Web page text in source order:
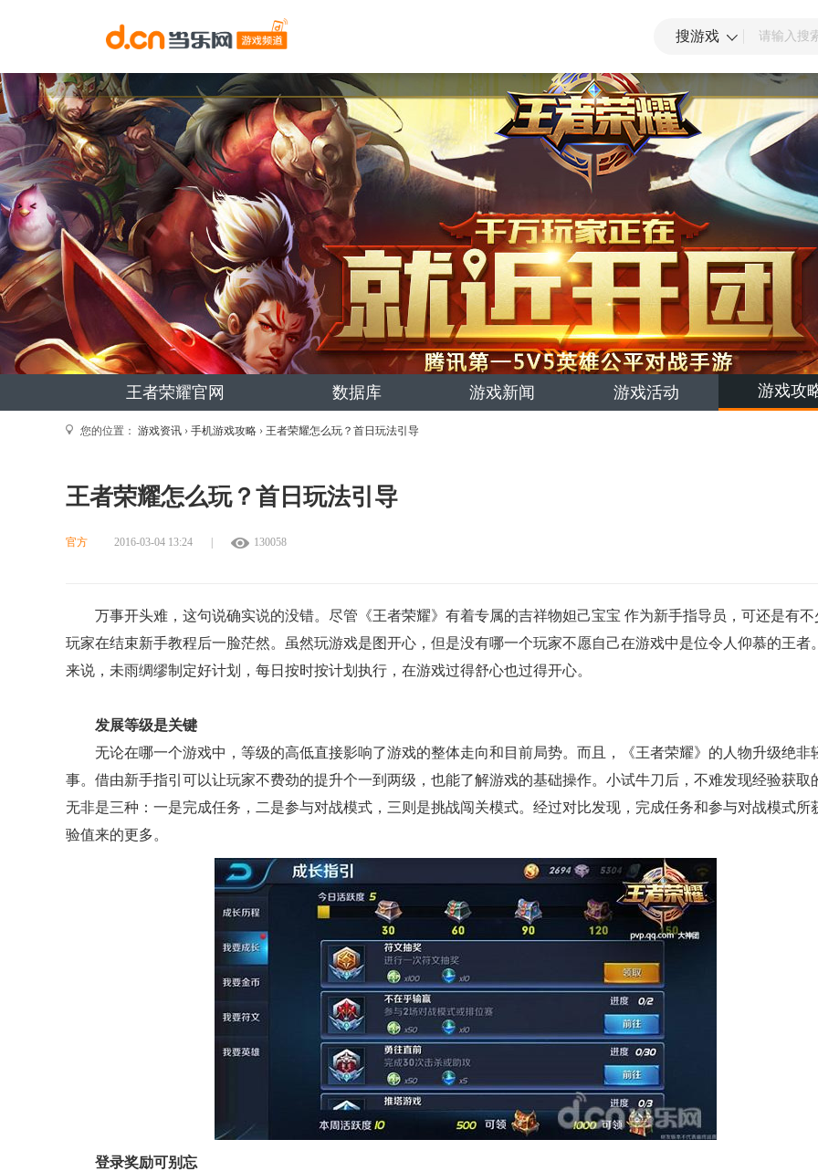
搜游戏
王者荣耀官网 数据库 游戏新闻 游戏活动 游戏攻
您的位置： 游戏资讯 › 手机游戏攻略 › 王者荣耀怎么玩？首日玩法引导
王者荣耀怎么玩？首日玩法引导
官方 2016-03-04 13:24 130058
万事开头难，这句说确实说的没错。尽管《王者荣耀》有着专属的吉祥物妲己宝宝 作为新手指导员，可还是有不
玩家在结束新手教程后一脸茫然。虽然玩游戏是图开心，但是没有哪一个玩家不愿自己在游戏中是位令人仰慕的王者
来说，未雨绸缪制定好计划，每日按时按计划执行，在游戏过得舒心也过得开心。
发展等级是关键
无论在哪一个游戏中，等级的高低直接影响了游戏的整体走向和目前局势。而且，《王者荣耀》的人物升级绝非
事。借由新手指引可以让玩家不费劲的提升个一到两级，也能了解游戏的基础操作。小试牛刀后，不难发现经验获取
无非是三种：一是完成任务，二是参与对战模式，三则是挑战闯关模式。经过对比发现，完成任务和参与对战模式所
验值来的更多。
登录奖励可别忘